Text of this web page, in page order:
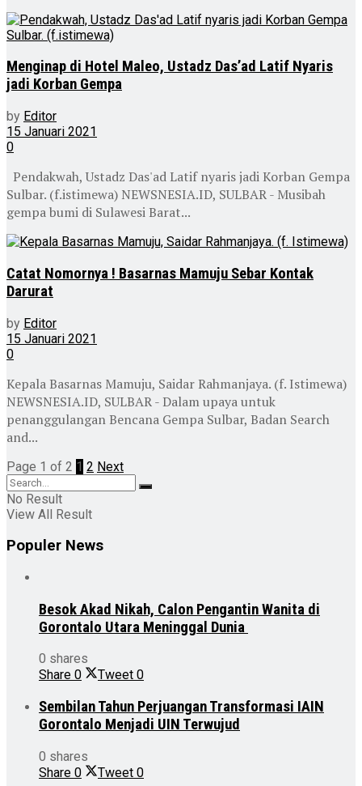
Menginap di Hotel Maleo, Ustadz Das’ad Latif Nyaris
jadi Korban Gempa
by Editor
15 Januari 2021
0
Pendakwah, Ustadz Das'ad Latif nyaris jadi Korban Gempa
Sulbar. (f.istimewa) NEWSNESIA.ID, SULBAR - Musibah
gempa bumi di Sulawesi Barat...
Catat Nomornya ! Basarnas Mamuju Sebar Kontak
Darurat
by Editor
15 Januari 2021
0
Kepala Basarnas Mamuju, Saidar Rahmanjaya. (f. Istimewa)
NEWSNESIA.ID, SULBAR - Dalam upaya untuk
penanggulangan Bencana Gempa Sulbar, Badan Search
and...
Page 1 of 2 1 2 Next
No Result
View All Result
Populer News
Besok Akad Nikah, Calon Pengantin Wanita di
Gorontalo Utara Meninggal Dunia
0 shares
Share 0 Tweet 0
Sembilan Tahun Perjuangan Transformasi IAIN
Gorontalo Menjadi UIN Terwujud
0 shares
Share 0 Tweet 0